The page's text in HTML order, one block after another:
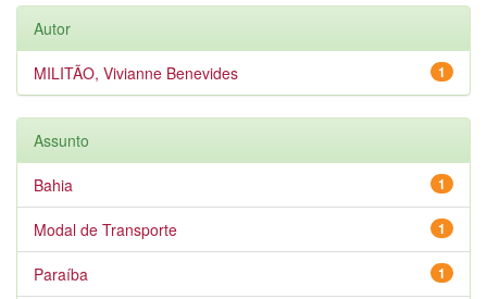
Autor
1
MILITÃO, Vivianne Benevides
Assunto
1
Bahia
1
Modal de Transporte
1
Paraíba